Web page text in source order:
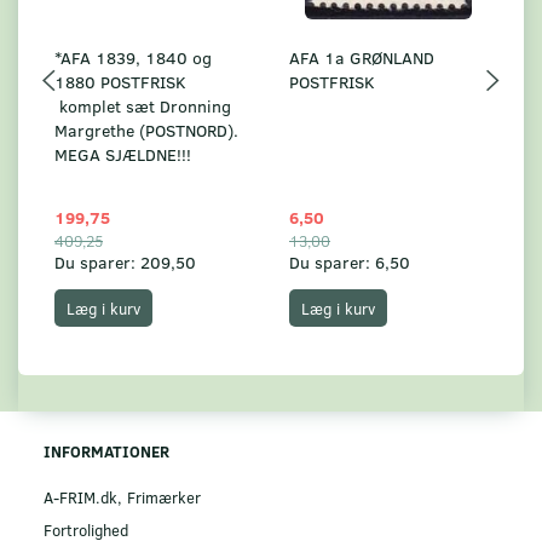
*AFA 1839, 1840 og
1880 POSTFRISK
komplet sæt Dronning
Margrethe (POSTNORD).
MEGA SJÆLDNE!!!
199,75
409,25
Du sparer: 209,50
Læg i kurv
AFA 1a GRØNLAND
POSTFRISK
6,50
13,00
Du sparer: 6,50
Læg i kurv
INFORMATIONER
A-FRIM.dk, Frimærker
Fortrolighed